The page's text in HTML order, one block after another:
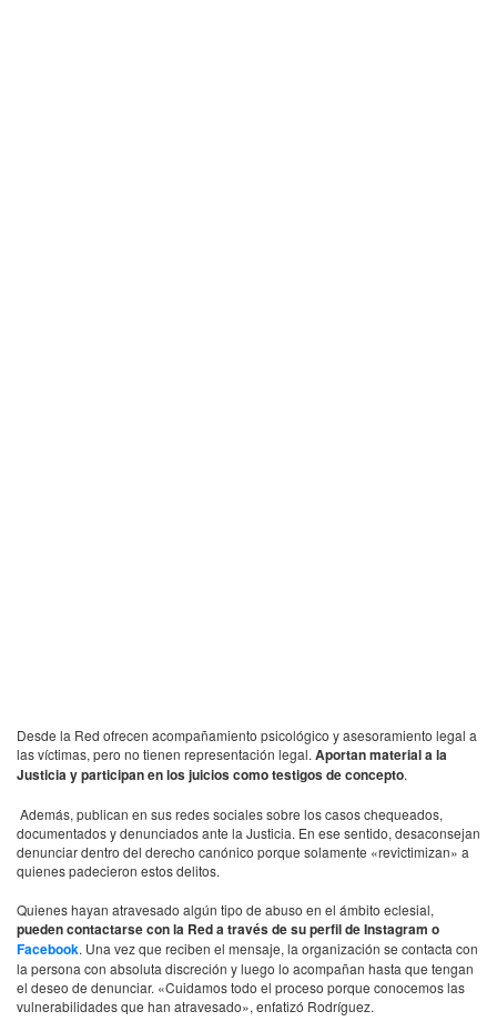
Desde la Red ofrecen acompañamiento psicológico y asesoramiento legal a
las víctimas, pero no tienen representación legal. Aportan material a la
Justicia y participan en los juicios como testigos de concepto.
Además, publican en sus redes sociales sobre los casos chequeados,
documentados y denunciados ante la Justicia. En ese sentido, desaconsejan
denunciar dentro del derecho canónico porque solamente «revictimizan» a
quienes padecieron estos delitos.
Quienes hayan atravesado algún tipo de abuso en el ámbito eclesial,
pueden contactarse con la Red a través de su perfil de Instagram o
Facebook. Una vez que reciben el mensaje, la organización se contacta con
la persona con absoluta discreción y luego lo acompañan hasta que tengan
el deseo de denunciar. «Cuidamos todo el proceso porque conocemos las
vulnerabilidades que han atravesado», enfatizó Rodríguez.